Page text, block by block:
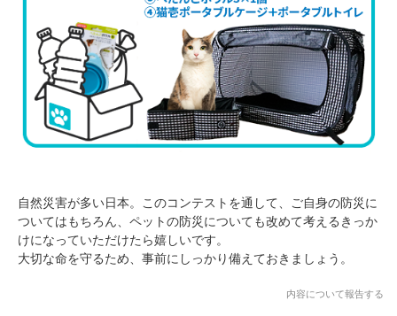
自然災害が多い日本。このコンテストを通して、ご自身の防災に
ついてはもちろん、ペットの防災についても改めて考えるきっか
けになっていただけたら嬉しいです。
大切な命を守るため、事前にしっかり備えておきましょう。
内容について報告する